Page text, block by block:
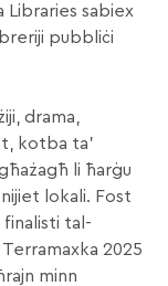
Libraries sabiex
pubbliċi
drama,
kotba ta’
li ħarġu
lokali. Fost
tal-
2025
minn